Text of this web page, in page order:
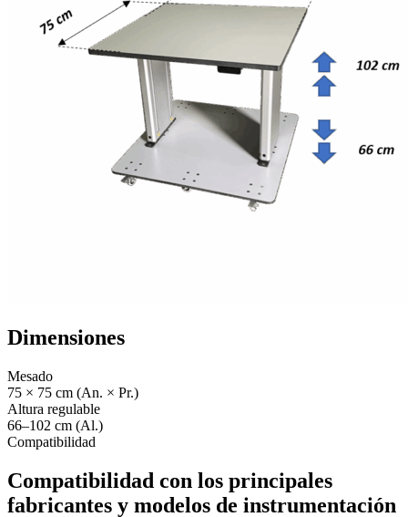
Dimensiones
Mesado
75 × 75 cm (An. × Pr.)
Altura regulable
66–102 cm (Al.)
Compatibilidad
Compatibilidad con los principales
fabricantes y modelos de instrumentación